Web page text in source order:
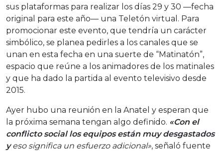
sus plataformas para realizar los días 29 y 30 —fecha
original para este año— una Teletón virtual. Para
promocionar este evento, que tendría un carácter
simbólico, se planea pedirles a los canales que se
unan en esta fecha en una suerte de “Matinatón”,
espacio que reúne a los animadores de los matinales
y que ha dado la partida al evento televisivo desde
2015.
Ayer hubo una reunión en la Anatel y esperan que
la próxima semana tengan algo definido. «Con el
conflicto social los equipos están muy desgastados
yeso significa un esfuerzo adicional», señaló fuente